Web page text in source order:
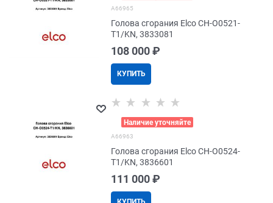
A66965
Голова сгорания Elco CH-O0521-
T1/KN, 3833081
108 000 ₽
КУПИТЬ
Наличие уточняйте
A66963
Голова сгорания Elco CH-O0524-
T1/KN, 3836601
111 000 ₽